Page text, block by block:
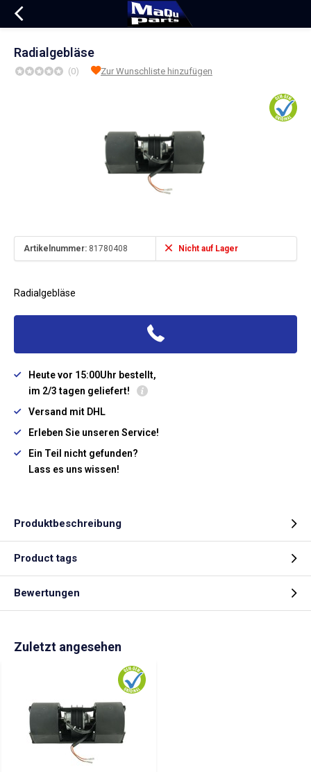
Radialgebläse
(0) Zur Wunschliste hinzufügen
Artikelnummer: 81780408 Nicht auf Lager
Radialgebläse
Heute vor 15:00Uhr bestellt,
im 2/3 tagen geliefert!
Versand mit DHL
Erleben Sie unseren Service!
Ein Teil nicht gefunden?
Lass es uns wissen!
Produktbeschreibung
Product tags
Bewertungen
Zuletzt angesehen